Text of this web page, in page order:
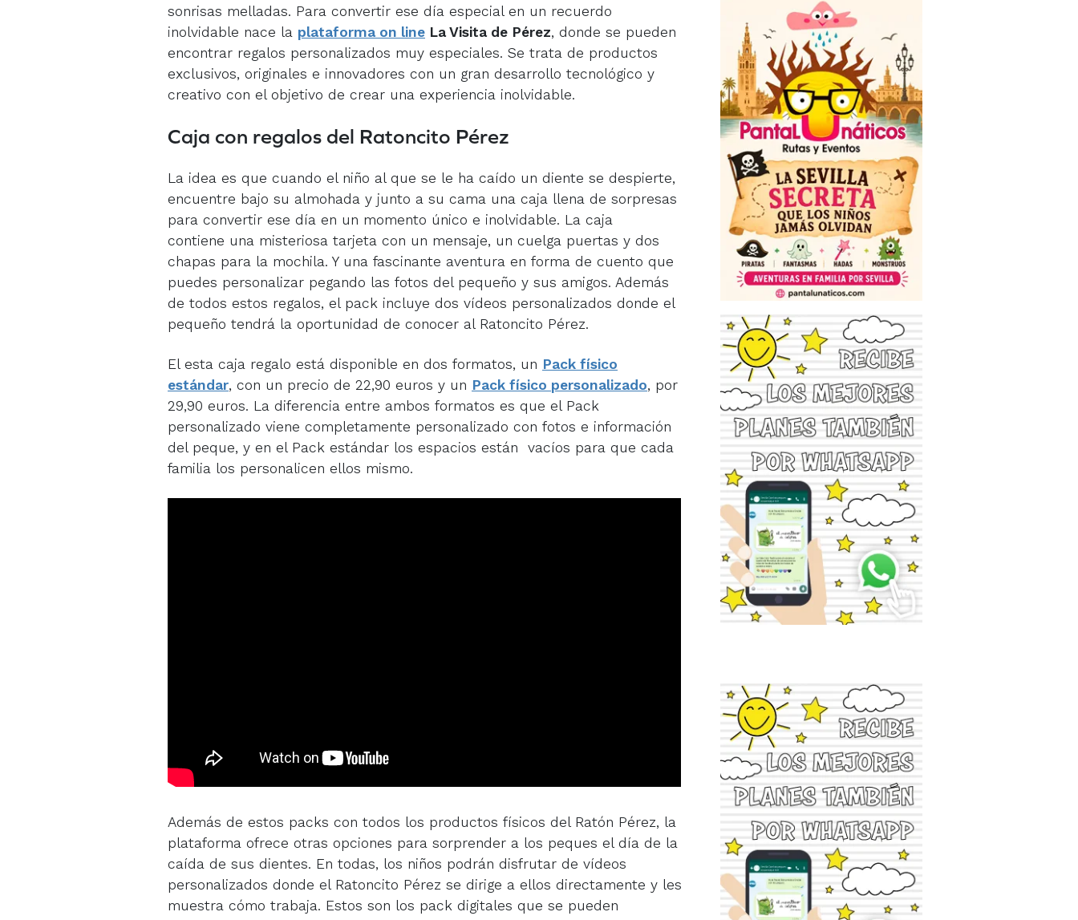
sonrisas melladas. Para convertir ese día especial en un recuerdo
inolvidable nace la plataforma on line La Visita de Pérez, donde se pueden
encontrar regalos personalizados muy especiales. Se trata de productos
exclusivos, originales e innovadores con un gran desarrollo tecnológico y
creativo con el objetivo de crear una experiencia inolvidable.
Caja con regalos del Ratoncito Pérez
La idea es que cuando el niño al que se le ha caído un diente se despierte,
encuentre bajo su almohada y junto a su cama una caja llena de sorpresas
para convertir ese día en un momento único e inolvidable. La caja
contiene una misteriosa tarjeta con un mensaje, un cuelga puertas y dos
chapas para la mochila. Y una fascinante aventura en forma de cuento que
puedes personalizar pegando las fotos del pequeño y sus amigos. Además
de todos estos regalos, el pack incluye dos vídeos personalizados donde el
pequeño tendrá la oportunidad de conocer al Ratoncito Pérez.
El esta caja regalo está disponible en dos formatos, un Pack físico
estándar, con un precio de 22,90 euros y un Pack físico personalizado, por
29,90 euros. La diferencia entre ambos formatos es que el Pack
personalizado viene completamente personalizado con fotos e información
del peque, y en el Pack estándar los espacios están vacíos para que cada
familia los personalicen ellos mismo.
Además de estos packs con todos los productos físicos del Ratón Pérez, la
plataforma ofrece otras opciones para sorprender a los peques el día de la
caída de sus dientes. En todas, los niños podrán disfrutar de vídeos
personalizados donde el Ratoncito Pérez se dirige a ellos directamente y les
muestra cómo trabaja. Estos son los pack digitales que se pueden